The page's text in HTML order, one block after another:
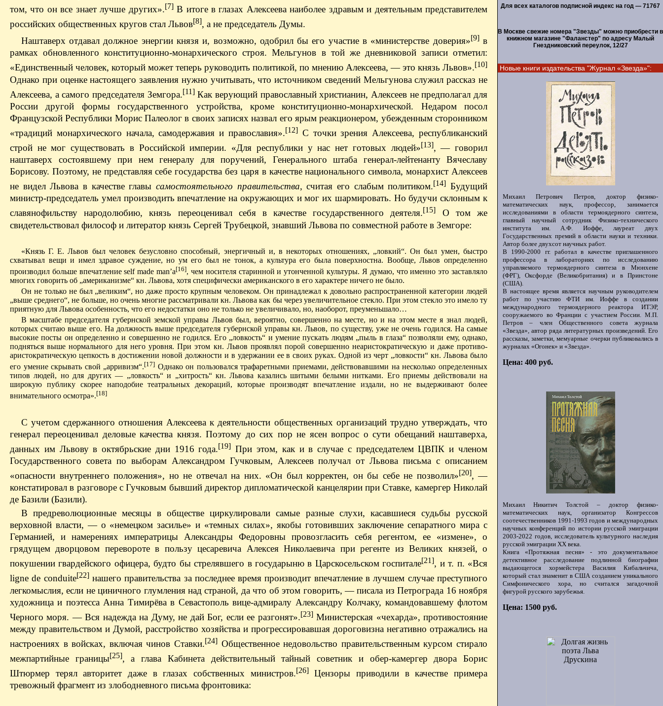
том, что он все знает лучше других».[7]В итоге в глазах Алексеева наиболее здравым и деятельным представителем
российских общественных кругов стал Львов[8], а не председатель Думы.
Наштаверх отдавал должное энергии князя и, возможно, одобрил бы его участие в «министерстве доверия»[9]в
рамках обновленного конституционно-монархического строя. Мельгунов в той же дневниковой записи отметил:
«Единственный человек, который может теперь руководить политикой, по мнению Алексеева, — это князь Львов».[10]
Однако при оценке настоящего заявления нужно учитывать, что источником сведений Мельгунова служил рассказ не
Алексеева, а самого председателя Земгора.[11]Как верующий православный христианин, Алексеев не предполагал для
России другой формы государственного устройства, кроме конституционно-монархической. Недаром посол
Французской Республики Морис Палеолог в своих записях назвал его ярым реакционером, убежденным сторонником
«традиций монархического начала, самодержавия и православия».[12] С точки зрения Алексеева, республиканский
строй не мог существовать в Российской империи. «Для республики у нас нет готовых людей»[13], — говорил
наштаверх состоявшему при нем генералу для поручений, Генерального штаба генерал-лейтенанту Вячеславу
Борисову. Поэтому, не представляя себе государства без царя в качестве национального символа, монархист Алексеев
не видел Львова в качестве главы самостоятельного правительства, считая его слабым политиком.[14] Будущий
министр-председатель умел производить впечатление на окружающих и мог их шармировать. Но будучи склонным к
славянофильству народолюбию, князь переоценивал себя в качестве государственного деятеля.[15]
О том же
свидетельствовал философ и литератор князь Сергей Трубецкой, знавший Львова по совместной работе в Земгоре:
«Князь Г. Е. Львов был человек безусловно способный, энергичный и, в некоторых отношениях, „ловкий“. Он был умен, быстро
схватывал вещи и имел здравое суждение, но ум его был не тонок, а культура его была поверхностна. Вообще, Львов определенно
производил больше впечатление self made man’a[16], чем носителя старинной и утонченной культуры. Я думаю, что именно это заставляло
многих говорить об „американизме“ кн. Львова, хотя специфически американского в его характере ничего не было.
Он не только не был „великим“, но даже просто крупным человеком. Он принадлежал к довольно распространенной категории людей
„выше среднего“, не больше, но очень многие рассматривали кн. Львова как бы через увеличительное стекло. При этом стекло это имело ту
приятную для Львова особенность, что его недостатки оно не только не увеличивало, но, наоборот, преуменьшало…
В масштабе председателя губернской земской управы Львов был, вероятно, совершенно на месте, но и на этом месте я знал людей,
которых считаю выше его. На должность выше председателя губернской управы кн. Львов, по существу, уже не очень годился. На самые
высокие посты он определенно и совершенно не годился. Его „ловкость“ и умение пускать людям „пыль в глаза“ позволяли ему, однако,
подняться выше нормального для него уровня. При этом кн. Львов проявлял порой совершенно неаристократическую и даже противо-
аристократическую цепкость в достижении новой должности и в удержании ее в своих руках. Одной из черт „ловкости“ кн. Львова было
его умение скрывать свой „арривизм“.[17] Однако он пользовался трафаретными приемами, действовавшими на несколько определенных
типов людей, но для других — „ловкость“ и „хит­рость“ кн. Львова казались шитыми белыми нитками. Его приемы действовали на
широкую публику скорее наподобие театральных декораций, которые производят впечатление издали, но не выдерживают более
внимательного осмотра».[18]
С учетом сдержанного отношения Алексеева к деятельности общественных организаций трудно утверждать, что
генерал переоценивал деловые качества князя. Поэтому до сих пор не ясен вопрос о сути обещаний наштаверха,
данных им Львову в октябрьские дни 1916 года.[19] При этом, как и в случае с председателем ЦВПК и членом
Государственного совета по выборам Александром Гучковым, Алексеев получал от Львова письма с описанием
«опасности внутреннего положения», но не отвечал на них. «Он был корректен, он бы себе не позволил»[20], —
констатировал в разговоре с Гучковым бывший директор дипломатической канцелярии при Ставке, камергер Николай
де Базили (Базили).
В предреволюционные месяцы в обществе циркулировали самые разные слухи, касавшиеся судьбы русской
верховной власти, — о «немецком засилье» и «темных силах», якобы готовивших заключение сепаратного мира с
Германией, и намерениях императрицы Александры Федоровны провозгласить себя регентом, ее «измене», о
грядущем дворцовом перевороте в пользу цесаревича Алексея Николаевича при регенте из Великих князей, о
покушении гвардейского офицера, будто бы стрелявшего в государыню в Царскосельском госпитале[21], и т. п. «Вся
ligne de conduite[22]нашего правительства за последнее время производит впечатление в лучшем случае преступного
легкомыслия, если не циничного глумления над страной, да что об этом говорить, — писала из Петрограда 16 ноября
художница и поэ­тесса Анна Тимирёва в Севастополь вице-адмиралу Александру Колчаку, командовавшему флотом
Черного моря. — Вся надежда на Думу, не дай Бог, если ее разгонят».[23]Министерская «чехарда», противостояние
между правительством и Думой, расстройство хозяйства и прогрессировавшая дороговизна негативно отражались на
настроениях в войсках, включая чинов Ставки.[24] Общественное недовольство правительственным курсом стирало
межпартийные границы[25], а глава Кабинета действительный тайный советник и обер-камергер двора Борис
Штюрмер терял авторитет даже в глазах собственных министров.[26]Цензоры приводили в качестве примера
тревожный фрагмент из злободневного письма фронтовика:
Для всех каталогов подписной индекс на год — 71767
В Москве свежие номера "Звезды" можно приобрести в
книжном магазине "Фаланстер" по адресу Малый
Гнездниковский переулок, 12/27
Новые книги издательства "Журнал «Звезда»":
Михаил Петрович Петров, доктор физико-
математических наук, профессор, занимается
исследованиями в области термоядерного синтеза,
главный научный сотрудник Физико-технического
института им. А.Ф. Иоффе, лауреат двух
Государственных премий в области науки и техники.
Автор более двухсот научных работ.
В 1990-2000 гг. работал в качестве приглашенного
профессора в лабораториях по исследованию
управляемого термоядерного синтеза в Мюнхене
(ФРГ), Оксфорде (Великобритания) и в Принстоне
(США).
В настоящее время является научным руководителем
работ по участию ФТИ им. Иоффе в создании
международного термоядерного реактора ИТЭР,
сооружаемого во Франции с участием России. М.П.
Петров – член Общественного совета журнала
«Звезда», автор ряда литературных произведений. Его
рассказы, заметки, мемуарные очерки публиковались в
журналах «Огонек» и «Звезда».
Цена: 400 руб.
Михаил Никитич Толстой – доктор физико-
математических наук, организатор Конгрессов
соотечественников 1991-1993 годов и международных
научных конференций по истории русской эмиграции
2003-2022 годов, исследователь культурного наследия
русской эмиграции ХХ века.
Книга «Протяжная песня» - это документальное
детективное расследование подлинной биографии
выдающегося хормейстера Василия Кибальчича,
который стал знаменит в США созданием уникального
Симфонического хора, но считался загадочной
фигурой русского зарубежья.
Цена: 1500 руб.